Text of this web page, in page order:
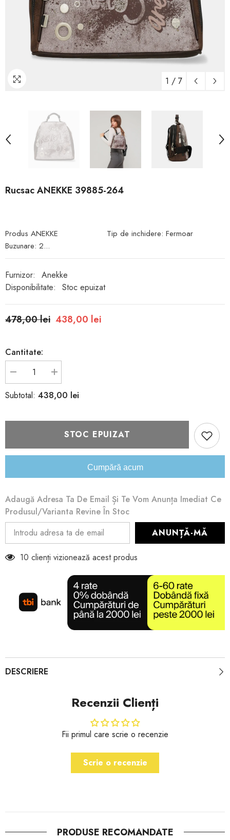
1 / 7
Rucsac ANEKKE 39885-264
Produs ANEKKE Tip de inchidere: Fermoar
Buzunare: 2...
Furnizor:
Anekke
Disponibilitate:
Stoc epuizat
478,00 lei 438,00 lei
Cantitate:
Reduceți
cantitatea
pentru
Rucsac
264
Creșteți
cantitatea
pentru
Rucsac
264
Subtotal: 438,00 lei
STOC EPUIZAT
Cumpără acum
Adaugă Adresa Ta De Email Și Te Vom Anunța Imediat Ce
Produsul/varianta Revine În Stoc
ANUNȚĂ-MĂ
10 clienți vizionează acest produs
DESCRIERE
Recenzii Clienți
Fii primul care scrie o recenzie
Scrie o recenzie
PRODUSE RECOMANDATE